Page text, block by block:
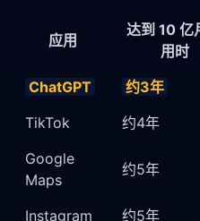
应用
达到 10 亿
用时
ChatGPT
约3年
TikTok
约4年
Google
Maps
约5年
Instagram 约5年